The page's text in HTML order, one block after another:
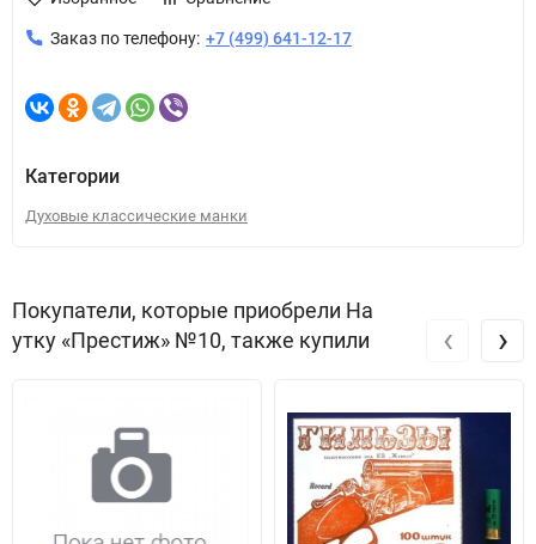
Заказ по телефону: +7 (499) 641-12-17
Категории
Духовые классические манки
Покупатели, которые приобрели На
утку «Престиж» №10, также купили
‹ ›